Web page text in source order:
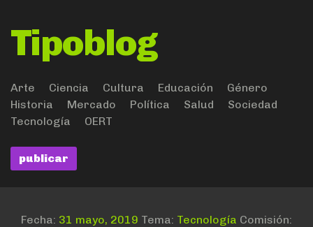
Tipoblog
Arte Ciencia Cultura Educación
Género
Historia
Mercado Política Salud
Sociedad
Tecnología
OERT
publicar
Fecha: 31 mayo, 2019 Tema: Tecnología Comisión: